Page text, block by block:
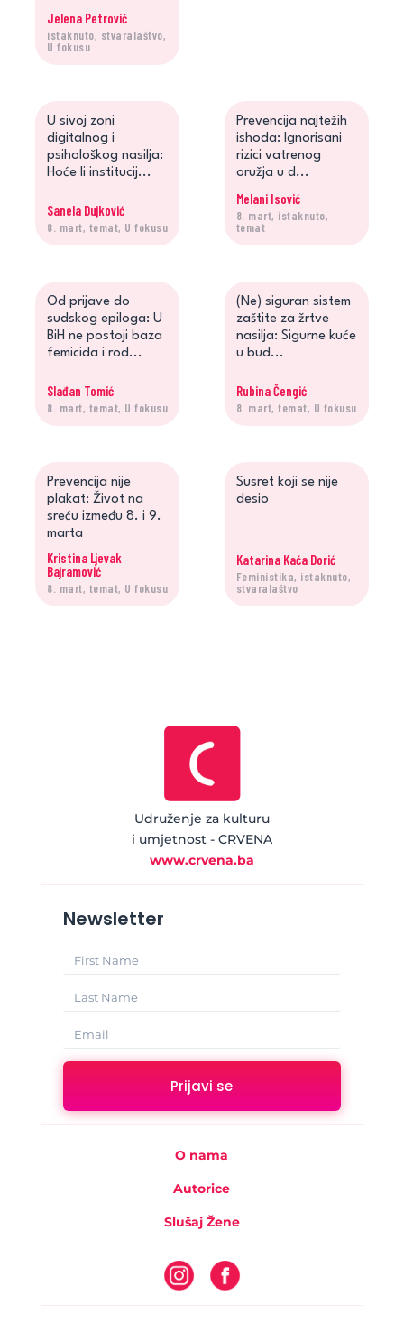
Jelena Petrović
istaknuto, stvaralaštvo,
U fokusu
U sivoj zoni
digitalnog i
psihološkog nasilja:
Hoće li institucij...
Sanela Dujković
8. mart, temat, U fokusu
Prevencija najtežih
ishoda: Ignorisani
rizici vatrenog
oružja u d...
Melani Isović
8. mart, istaknuto,
temat
Od prijave do
sudskog epiloga: U
BiH ne postoji baza
femicida i rod...
Slađan Tomić
8. mart, temat, U fokusu
(Ne) siguran sistem
zaštite za žrtve
nasilja: Sigurne kuće
u bud...
Rubina Čengić
8. mart, temat, U fokusu
Prevencija nije
plakat: Život na
sreću između 8. i 9.
marta
Kristina Ljevak
Bajramović
8. mart, temat, U fokusu
Susret koji se nije
desio
Katarina Kaća Dorić
Feministika, istaknuto,
stvaralaštvo
Udruženje za kulturu
i umjetnost - CRVENA
www.crvena.ba
Newsletter
Prijavi se
O nama
Autorice
Slušaj Žene